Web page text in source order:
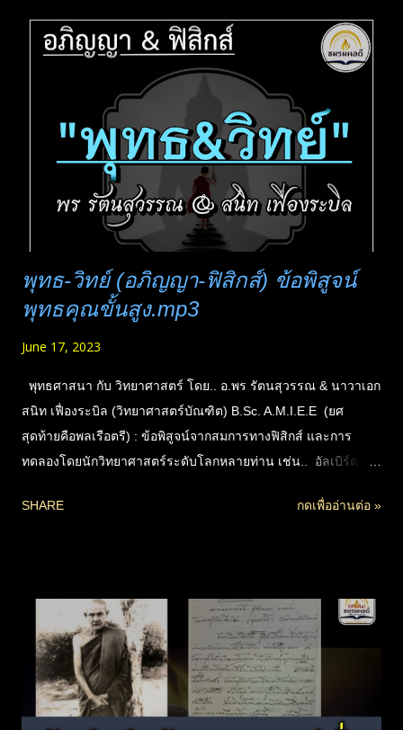
ทำงานโดยตรง เขาก็จะรู้นะว่า สถานที่นี้มันอยู่ตรงไหน จะเขียนที่
อยู่ผิด เขาก็ไปส่งให้ได้ เคยคุยกับคนที่ติดคุกมานาน เขาบอกหนังสือ
จำเป็นมาก และยังต้องการอีกมาก หากใครอ่านแล้วก็ส่งไปบริจาค
กันนะครับ ในคุกถ้าจัดการดี ๆ เป็นสถานที่ปฏิบัติธรรมได้เลย
เพราะมันไม่ต้องห่วงอนาคต ไม่ต้องคำนึงอดีต และมีเวลาศึกษา
เยอะมากครับ (เสียดายเวลาแทน...
พุทธ-วิทย์ (อภิญญา-ฟิสิกส์) ข้อพิสูจน์
พุทธคุณขั้นสูง.mp3
June 17, 2023
พุทธศาสนา กับ วิทยาศาสตร์ โดย.. อ.พร รัตนสุวรรณ & นาวาเอก
สนิท เฟื่องระบิล (วิทยาศาสตร์บัณฑิต) B.Sc. A.M.I.E.E (ยศ
สุดท้ายคือพลเรือตรี) : ข้อพิสูจน์จากสมการทางฟิสิกส์ และการ
ทดลองโดยนักวิทยาศาสตร์ระดับโลกหลายท่าน เช่น.. อัลเบิร์ต
พิสูจน์ให้เห็นชัดในเรื่อง.. ทศพลญาณ อันเป็นพุทธคุณที่สำคัญ เรื่อง
วิทยาศาสตร์ได้อย่างไร รวมถึงหลักปฏิจสมุปบาท กฏแห่ง
ไตรลักษณ์ เรื่องพลังงานนามธรรม หรือวิญญาณแฝงในวัตถุ ความ
เป็นอนัตตาของทุกสรรพสิ่ง ฯลฯ ที่หลักทางวิทยาศาสตร์อธิบายสิ่ง
เหล่านี้ได้ตรงกับหลักธรรมในพระพุทธศาสนา จึงเป็นสิ่งที่พิสูจน์ชัด
ถึงข้อมูลในพระไตรปิฎกว่าเป็นสัจธรรมแท้จริง แม้ในสิ่งที่หลายคน
SHARE กดเพื่ออ่านต่อ »